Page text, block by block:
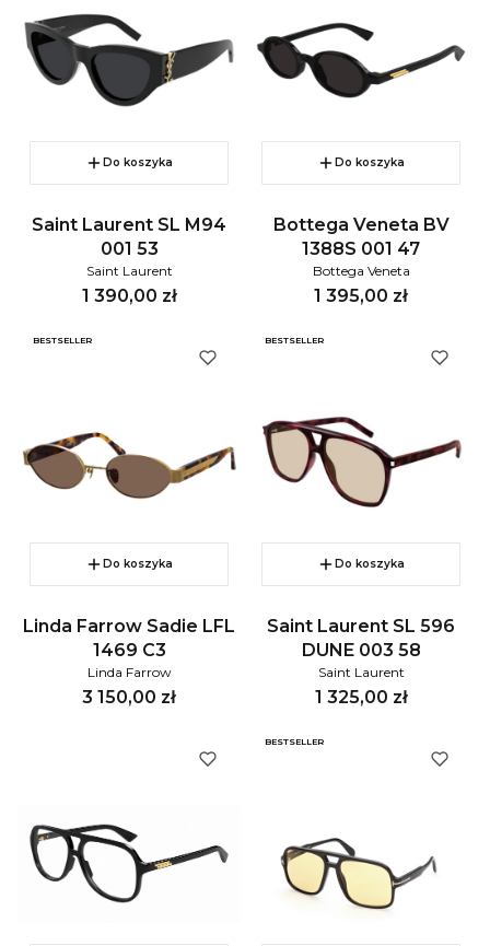
Do koszyka
Saint Laurent SL M94
001 53
Saint Laurent
Cena
1 390,00 zł
Do koszyka
Bottega Veneta BV
1388S 001 47
Bottega Veneta
Cena
1 395,00 zł
BESTSELLER
Do koszyka
Linda Farrow Sadie LFL
1469 C3
Linda Farrow
Cena
3 150,00 zł
BESTSELLER
Do koszyka
Saint Laurent SL 596
DUNE 003 58
Saint Laurent
Cena
1 325,00 zł
BESTSELLER